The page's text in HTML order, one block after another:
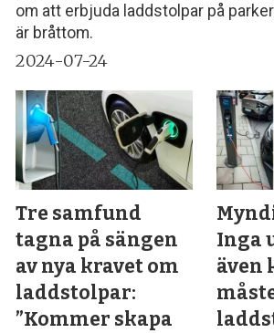
om att erbjuda laddstolpar på
är bråttom.
2024-07-24
Tre samfund
tagna på sängen
av nya kravet om
laddstolpar:
”Kommer skapa
Inga
även